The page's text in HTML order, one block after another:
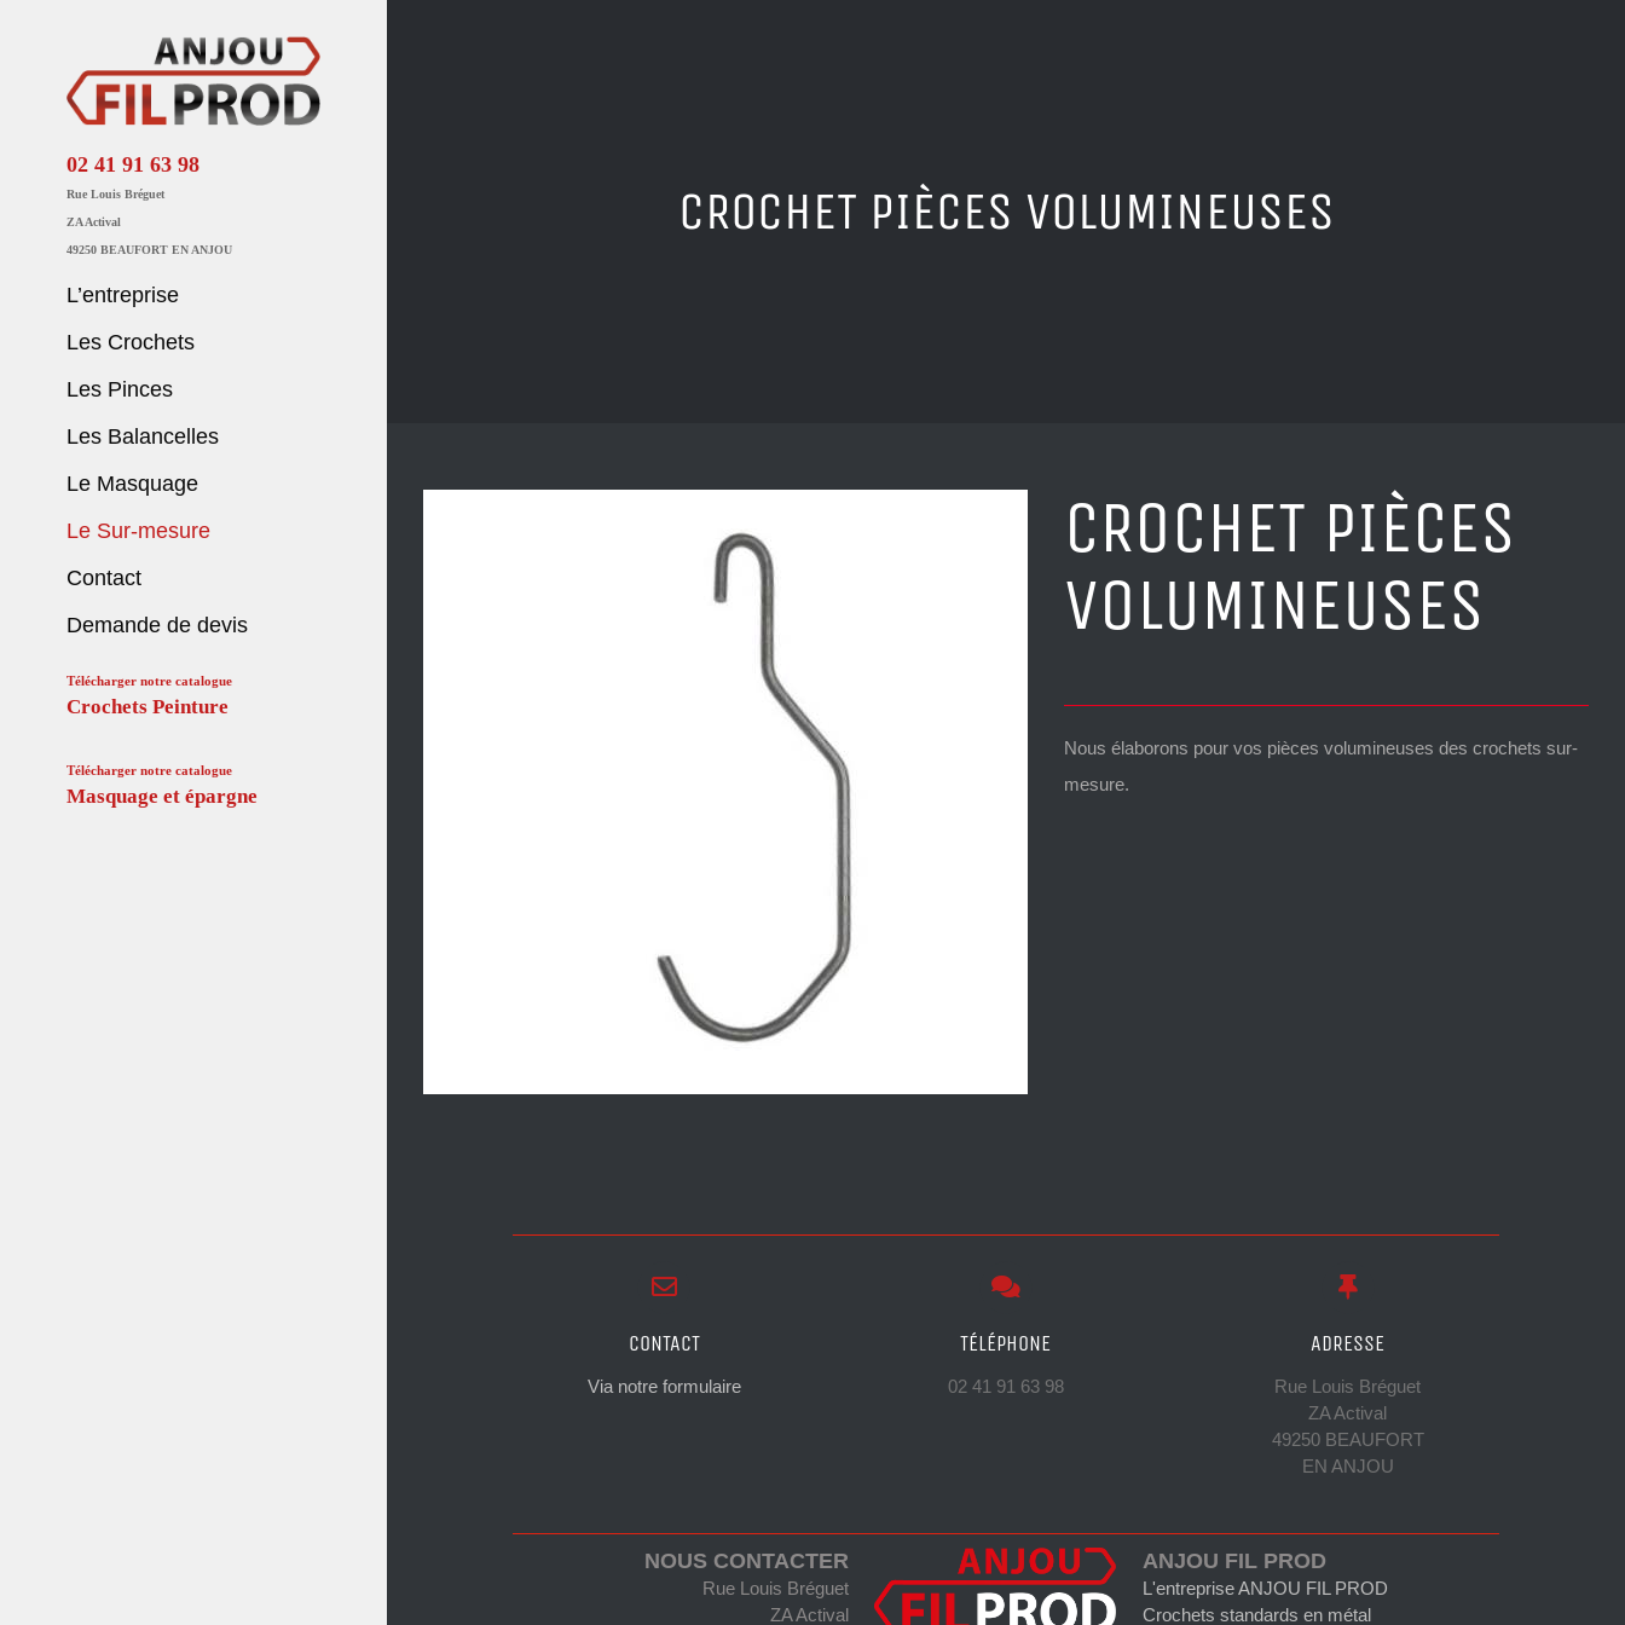
02 41 91 63 98
Rue Louis Bréguet
ZA Actival
49250 BEAUFORT EN ANJOU
L’entreprise
Les Crochets
Les Pinces
Les Balancelles
Le Masquage
Le Sur-mesure
Contact
Demande de devis
Télécharger notre catalogue
Crochets Peinture
Télécharger notre catalogue
Masquage et épargne
CROCHET PIÈCES VOLUMINEUSES
CROCHET PIÈCES
VOLUMINEUSES
Nous élaborons pour vos pièces volumineuses des crochets sur-
mesure.
CONTACT
Via notre formulaire
TÉLÉPHONE
02 41 91 63 98
ADRESSE
Rue Louis Bréguet
ZA Actival
49250 BEAUFORT
EN ANJOU
NOUS CONTACTER
Rue Louis Bréguet
ZA Actival
ANJOU FIL PROD
L'entreprise ANJOU FIL PROD
Crochets standards en métal